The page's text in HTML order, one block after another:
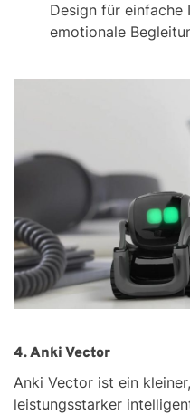
Design für einfache
emotionale
4. Anki Vector
Anki Vector ist ein
leistungsstarker